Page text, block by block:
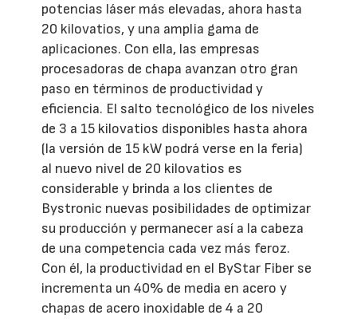
potencias láser más elevadas, ahora hasta
20 kilovatios, y una amplia gama de
aplicaciones. Con ella, las empresas
procesadoras de chapa avanzan otro gran
paso en términos de productividad y
eficiencia. El salto tecnológico de los niveles
de 3 a 15 kilovatios disponibles hasta ahora
(la versión de 15 kW podrá verse en la feria)
al nuevo nivel de 20 kilovatios es
considerable y brinda a los clientes de
Bystronic nuevas posibilidades de optimizar
su producción y permanecer así a la cabeza
de una competencia cada vez más feroz.
Con él, la productividad en el ByStar Fiber se
incrementa un 40% de media en acero y
chapas de acero inoxidable de 4 a 20